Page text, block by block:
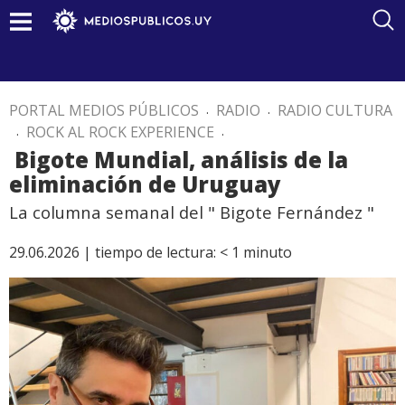
PORTAL MEDIOS PÚBLICOS . RADIO . RADIO CULTURA
. ROCK AL ROCK EXPERIENCE .
Bigote Mundial, análisis de la
eliminación de Uruguay
La columna semanal del " Bigote Fernández "
29.06.2026 | tiempo de lectura: < 1 minuto